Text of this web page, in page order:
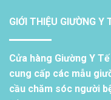
GIỚI THIỆU GIƯỜNG Y
Cửa hàng Giường Y
cung cấp các mẫu
cầu chăm sóc người